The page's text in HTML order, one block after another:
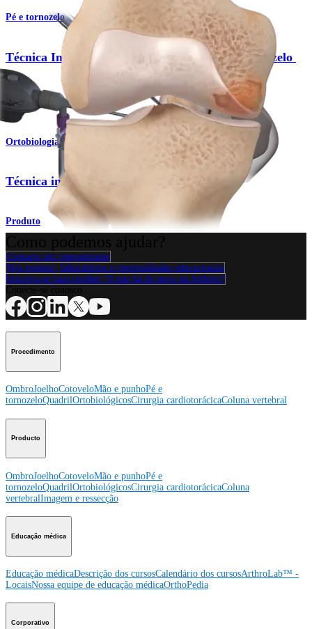
Pé e tornozelo
Técnica IntraOsseous BioPlasty® para pé e tornozelo
Procedimento
Ortobiologia
Técnica intraóssea BioPlasty® (IOBP)
Produto
Contacte um representante
Veja eventos, laboratórios e oportunidades educacionais
Inscreva-se para receber: O que há de novo na Arthrex?
Procedimento
OmbroJoelhoCotoveloMão e punhoPé e
tornozeloQuadrilOrtobiológicosCirurgia cardiotorácicaColuna vertebral
Producto
OmbroJoelhoCotoveloMão e punhoPé e
tornozeloQuadrilOrtobiológicosCirurgia cardiotorácicaColuna
vertebralImagem e ressecção
Educação médica
Educação médicaDescrição dos cursosCalendário dos cursosArthroLab™ -
LocaisNossa equipe de educação médicaOrthoPedia
Corporativo